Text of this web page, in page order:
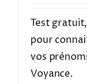
Test
pour
vos
Voyance.